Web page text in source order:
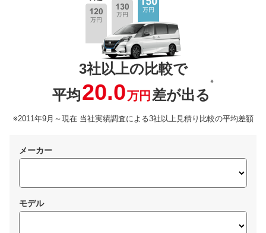
3社以上の比較で
平均20.0万円 差が出る
※
※2011年9月～現在 当社実績調査による3社以上見積り比較の平均差額
メーカー
モデル